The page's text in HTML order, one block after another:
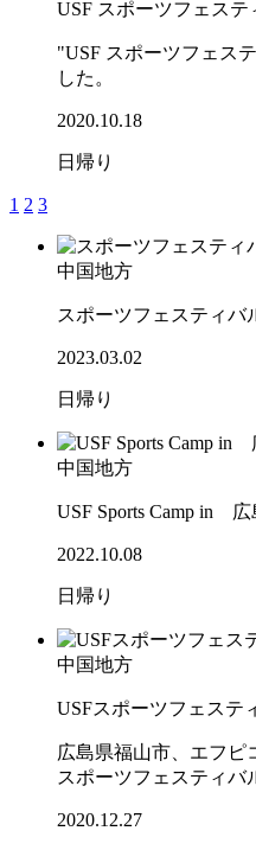
USF スポーツフェステ
"USF スポーツフェス
した。
2020.10.18
日帰り
1 2 3
中国地方
スポーツフェスティ
2023.03.02
日帰り
中国地方
USF Sports Camp in 広
2022.10.08
日帰り
中国地方
USFスポーツフェステ
広島県福山市、エフピ
スポーツフェスティバ
2020.12.27